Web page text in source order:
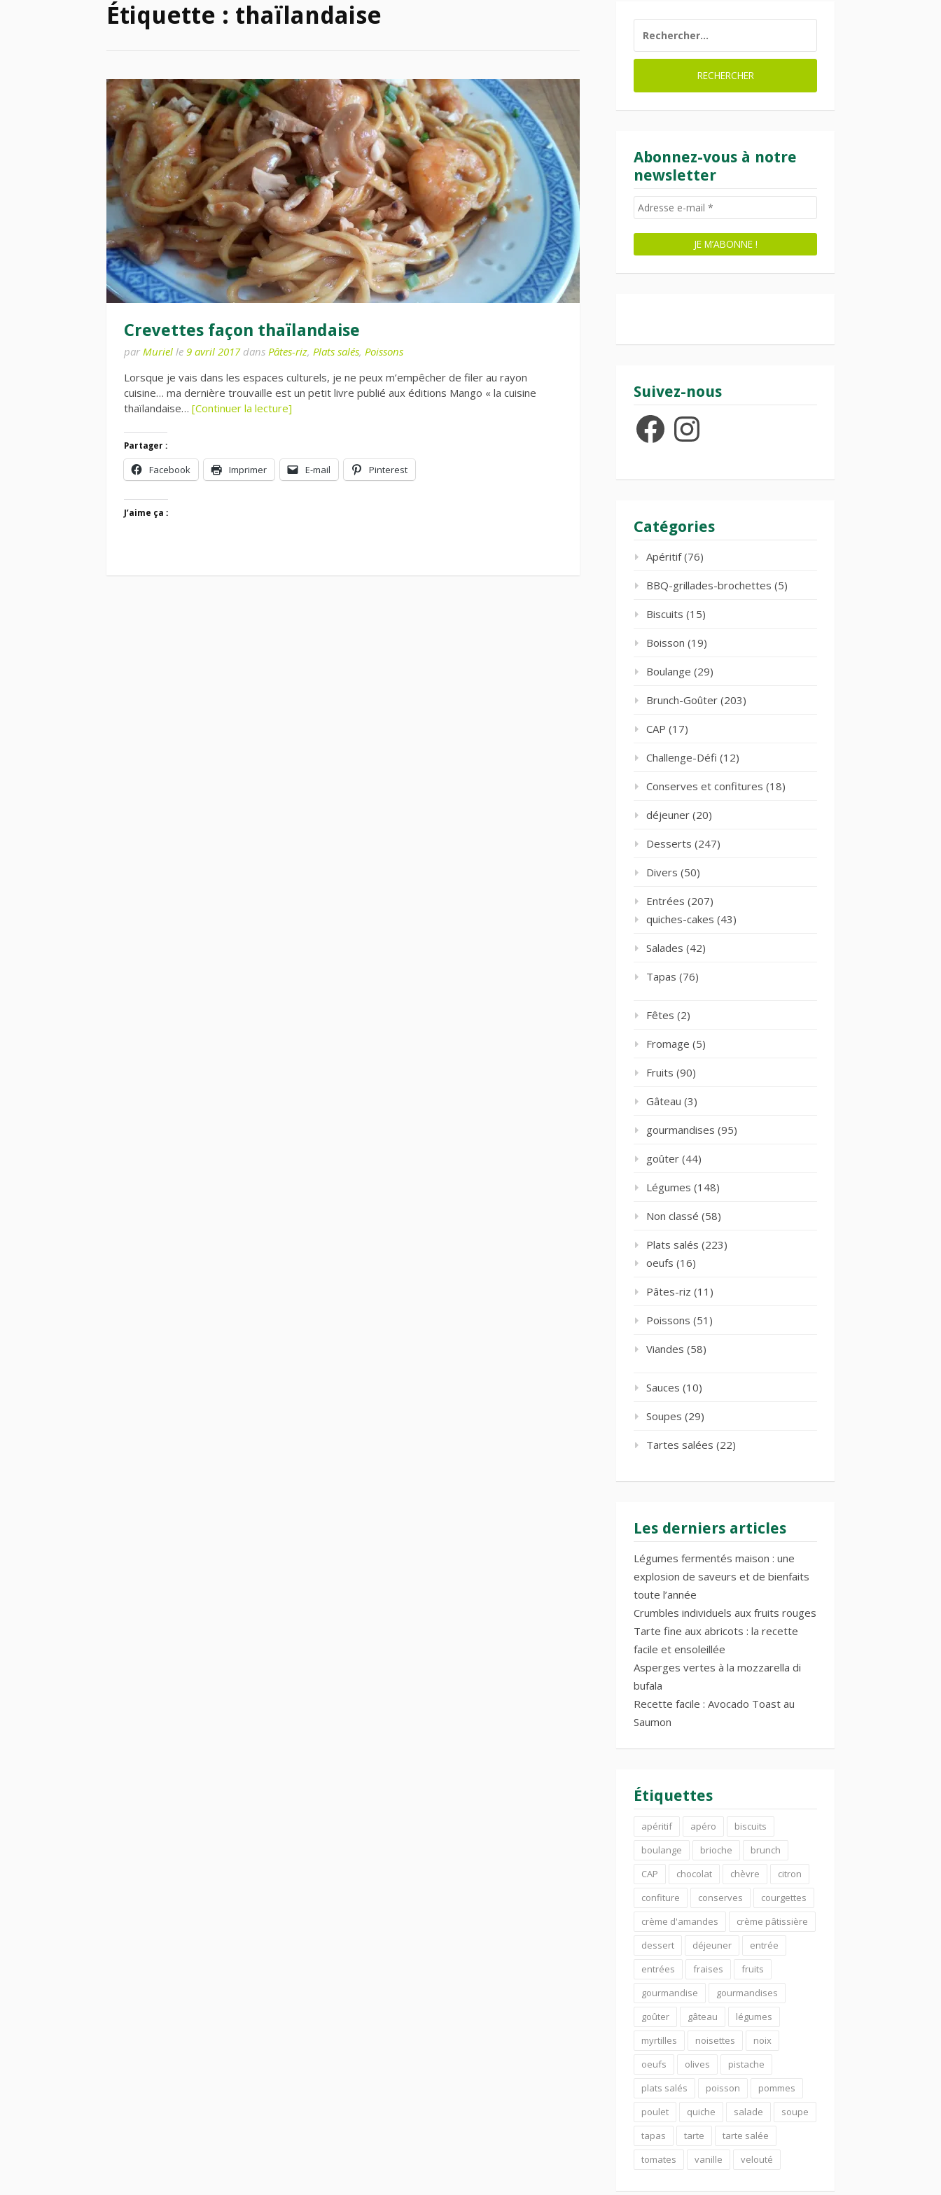
Étiquette : thaïlandaise
Crevettes façon thaïlandaise
par Muriel le 9 avril 2017dans Pâtes-riz, Plats salés, Poissons
Lorsque je vais dans les espaces culturels, je ne peux m’empêcher de filer au rayon
cuisine… ma dernière trouvaille est un petit livre publié aux éditions Mango « la cuisine
thaïlandaise… [Continuer la lecture]
Partager :
Facebook Imprimer E-mail Pinterest
J’aime ça :
Abonnez-vous à notre
newsletter
Suivez-nous
FacebookInstagram
Catégories
Apéritif(76)
BBQ-grillades-brochettes (5)
Biscuits (15)
Boisson (19)
Boulange (29)
Brunch-Goûter (203)
CAP (17)
Challenge-Défi (12)
Conserves et confitures (18)
déjeuner (20)
Desserts (247)
Divers (50)
Entrées (207)
quiches-cakes (43)
Salades (42)
Tapas (76)
Fêtes (2)
Fromage (5)
Fruits (90)
Gâteau (3)
gourmandises (95)
goûter (44)
Légumes (148)
Non classé (58)
Plats salés (223)
oeufs (16)
Pâtes-riz (11)
Poissons (51)
Viandes (58)
Sauces (10)
Soupes (29)
Tartes salées (22)
Les derniers articles
Légumes fermentés maison : une
explosion de saveurs et de bienfaits
toute l’année
Crumbles individuels aux fruits rouges
Tarte fine aux abricots : la recette
facile et ensoleillée
Asperges vertes à la mozzarella di
bufala
Recette facile : Avocado Toast au
Saumon
Étiquettes
apéritif apéro
biscuits
boulange
brioche
brunch
CAP
chocolat chèvre
citron
confiture
conserves
courgettes
crème d'amandes
crème pâtissière
dessert
déjeuner
entrée
entrées
fraises
fruits
gourmandise
gourmandises
goûter
gâteau
légumes
myrtilles
noisettes
noix
oeufs
olives
pistache
plats salés
poisson
pommes
poulet
quiche salade
soupe
tapas
tarte
tarte salée
tomates
vanille velouté